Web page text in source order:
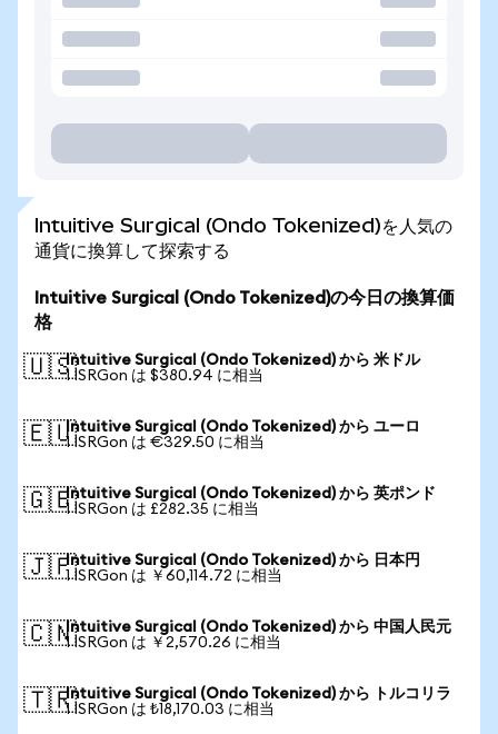
Intuitive Surgical (Ondo Tokenized)を人気の
通貨に換算して探索する
Intuitive Surgical (Ondo Tokenized)の今日の換算価
格
🇺🇸Intuitive Surgical (Ondo Tokenized) から 米ドル
1 ISRGon は $380.94 に相当
🇪🇺Intuitive Surgical (Ondo Tokenized) から ユーロ
1 ISRGon は €329.50 に相当
🇬🇧Intuitive Surgical (Ondo Tokenized) から 英ポンド
1 ISRGon は £282.35 に相当
🇯🇵Intuitive Surgical (Ondo Tokenized) から 日本円
1 ISRGon は ￥60,114.72 に相当
🇨🇳Intuitive Surgical (Ondo Tokenized) から 中国人民元
1 ISRGon は ￥2,570.26 に相当
🇹🇷Intuitive Surgical (Ondo Tokenized) から トルコリラ
1 ISRGon は ₺18,170.03 に相当